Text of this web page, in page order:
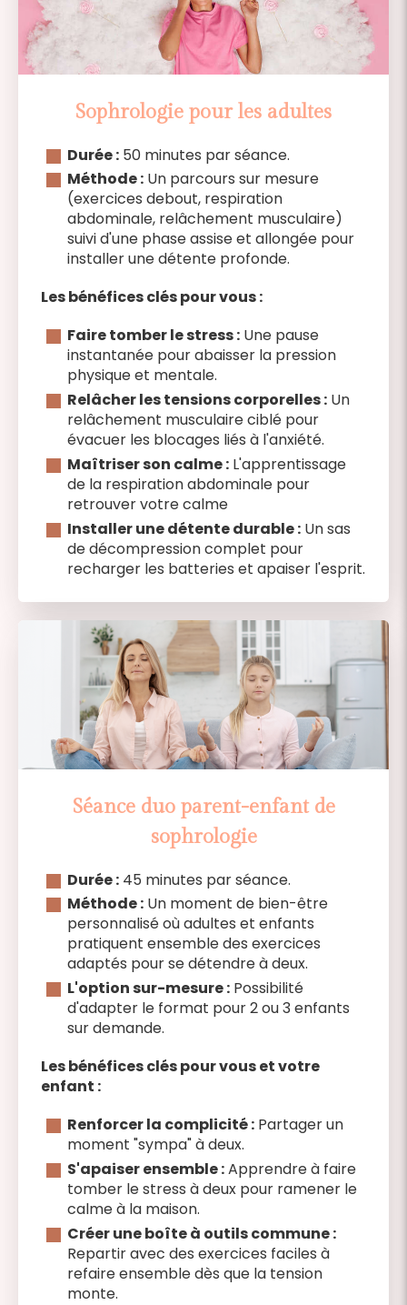
Sophrologie pour les adultes
Durée :50 minutes par séance.
Méthode :Un parcours sur mesure
(exercices debout, respiration
abdominale, relâchement musculaire)
suivi d'une phase assise et allongée pour
installer une détente profonde.
Les bénéfices clés pour vous :
Faire tomber le stress :Une pause
instantanée pour abaisser la pression
physique et mentale.
Relâcher les tensions corporelles :Un
relâchement musculaire ciblé pour
évacuer les blocages liés à l'anxiété.
Maîtriser son calme :L'apprentissage
de la respiration abdominale pour
retrouver votre calme
Installer une détente durable :Un sas
de décompression complet pour
recharger les batteries et apaiser l'esprit.
Séance duo parent-enfant de
sophrologie
Durée :45 minutes par séance.
Méthode :Un moment de bien-être
personnalisé où adultes et enfants
pratiquent ensemble des exercices
adaptés pour se détendre à deux.
L'option sur-mesure :Possibilité
d'adapter le format pour 2 ou 3 enfants
sur demande.
Les bénéfices clés pour vous et votre
enfant :
Renforcer la complicité :Partager un
moment "sympa" à deux.
S'apaiser ensemble :Apprendre à faire
tomber le stress à deux pour ramener le
calme à la maison.
Créer une boîte à outils commune :
Repartir avec des exercices faciles à
refaire ensemble dès que la tension
monte.